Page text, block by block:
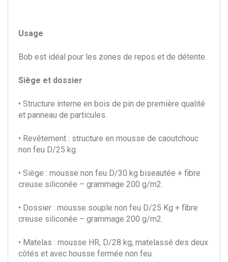
Usage
Bob est idéal pour les zones de repos et de détente.
Siège et dossier
• Structure interne en bois de pin de première qualité
et panneau de particules.
• Revêtement : structure en mousse de caoutchouc
non feu D/25 kg.
• Siège : mousse non feu D/30 kg biseautée + fibre
creuse siliconée – grammage 200 g/m2.
• Dossier : mousse souple non feu D/25 Kg + fibre
creuse siliconée – grammage 200 g/m2.
• Matelas : mousse HR, D/28 kg, matelassé des deux
côtés et avec housse fermée non feu.